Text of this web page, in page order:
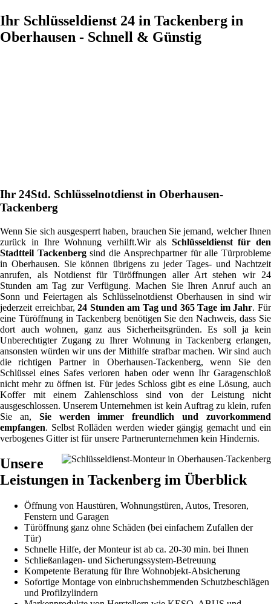
Ihr Schlüsseldienst 24 in Tackenberg in
Oberhausen - Schnell & Günstig
Ihr 24Std. Schlüsselnotdienst in Oberhausen-
Tackenberg
Wenn Sie sich ausgesperrt haben, brauchen Sie jemand, welcher Ihnen
zurück in Ihre Wohnung verhilft.Wir als Schlüsseldienst für den
Stadtteil Tackenbergsind die Ansprechpartner für alle Türprobleme
in Oberhausen. Sie können übrigens zu jeder Tages- und Nachtzeit
anrufen, als Notdienst für Türöffnungen aller Art stehen wir 24
Stunden am Tag zur Verfügung. Machen Sie Ihren Anruf auch an
Sonn und Feiertagen als Schlüsselnotdienst Oberhausen in sind wir
jederzeit erreichbar,24 Stunden am Tag und 365 Tage im Jahr. Für
eine Türöffnung in Tackenberg benötigen Sie den Nachweis, dass Sie
dort auch wohnen, ganz aus Sicherheitsgründen. Es soll ja kein
Unberechtigter Zugang zu Ihrer Wohnung in Tackenberg erlangen,
ansonsten würden wir uns der Mithilfe strafbar machen. Wir sind auch
die richtigen Partner in Oberhausen-Tackenberg, wenn Sie den
Schlüssel eines Safes verloren haben oder wenn Ihr Garagenschloß
nicht mehr zu öffnen ist. Für jedes Schloss gibt es eine Lösung, auch
Koffer mit einem Zahlenschloss sind von der Leistung nicht
ausgeschlossen. Unserem Unternehmen ist kein Auftrag zu klein, rufen
Sie an, Sie werden immer freundlich und zuvorkommend
empfangen. Selbst Rolläden werden wieder gängig gemacht und ein
verbogenes Gitter ist für unsere Partnerunternehmen kein Hindernis.
Unsere
Leistungen in Tackenberg im Überblick
Öffnung von Haustüren, Wohnungstüren, Autos, Tresoren,
Fenstern und Garagen
Türöffnung ganz ohne Schäden (bei einfachem Zufallen der
Tür)
Schnelle Hilfe, der Monteur ist ab ca. 20-30 min. bei Ihnen
Schließanlagen- und Sicherungssystem-Betreuung
Kompetente Beratung für Ihre Wohnobjekt-Absicherung
Sofortige Montage von einbruchshemmenden Schutzbeschlägen
und Profilzylindern